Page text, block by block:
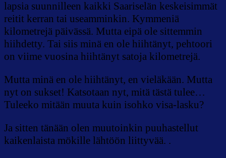
lapsia suunnilleen kaikki Saariselän keskeisimmät
reitit kerran tai useamminkin. Kymmeniä
kilometrejä päivässä. Mutta eipä ole sittemmin
hiihdetty. Tai siis minä en ole hiihtänyt, pehtoori
on viime vuosina hiihtänyt satoja kilometrejä.
Mutta minä en ole hiihtänyt, en vieläkään. Mutta
nyt on sukset! Katsotaan nyt, mitä tästä tulee…
Tuleeko mitään muuta kuin isohko visa-lasku?
Ja sitten tänään olen muutoinkin puuhastellut
kaikenlaista mökille lähtöön liittyvää. .